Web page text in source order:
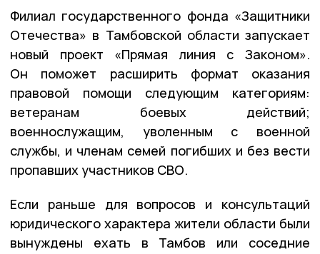
Филиал государственного фонда «Защитники
Отечества» в Тамбовской области запускает
новый проект «Прямая линия с Законом».
Он поможет расширить формат оказания
правовой помощи следующим категориям:
ветеранам боевых действий;
военнослужащим, уволенным с военной
службы, и членам семей погибших и без вести
пропавших участников СВО.
Если раньше для вопросов и консультаций
юридического характера жители области были
вынуждены ехать в Тамбов или соседние